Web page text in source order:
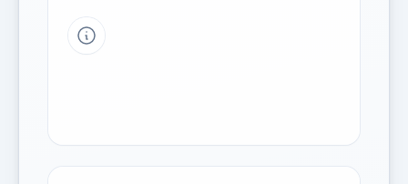
Tipp a grafikon jelmagyarázatához